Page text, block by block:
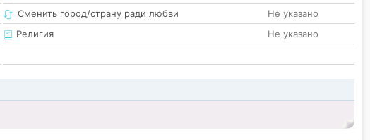
Сменить город/страну ради любви
Не указано
Религия
Не указано